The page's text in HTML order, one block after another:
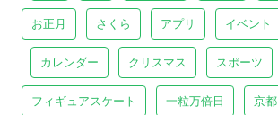
お正月 さくら アプリ イベント
カレンダー クリスマス スポーツ
フィギュアスケート 一粒万倍日 京都